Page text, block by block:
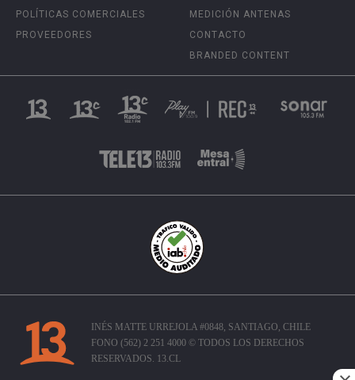
POLÍTICAS COMERCIALES
PROVEEDORES
MEDICIÓN ANTENAS
CONTACTO
BRANDED CONTENT
INÉS MATTE URREJOLA #0848, SANTIAGO, CHILE
FONO (562) 2 251 4000 © TODOS LOS DERECHOS
RESERVADOS. 13.CL